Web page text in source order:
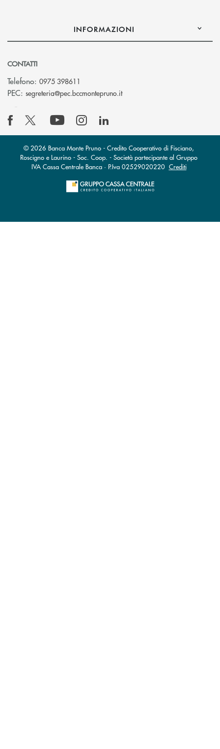
INFORMAZIONI
CONTATTI
Telefono: 0975 398611
PEC: segreteria@pec.bccmontepruno.it(si apre l’app di posta
© 2026 Banca Monte Pruno - Credito Cooperativo di Fisciano,
Roscigno e Laurino - Soc. Coop. - Società partecipante al Gruppo
IVA Cassa Centrale Banca · P.Iva 02529020220 Crediti